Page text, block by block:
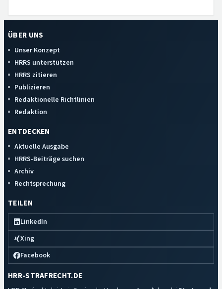
ÜBER UNS
Unser Konzept
HRRS unterstützen
HRRS zitieren
Publizieren
Redaktionelle Richtlinien
Redaktion
ENTDECKEN
Aktuelle Ausgabe
HRRS-Beiträge suchen
Archiv
Rechtsprechung
TEILEN
LinkedIn
Xing
Facebook
HRR-STRAFRECHT.DE